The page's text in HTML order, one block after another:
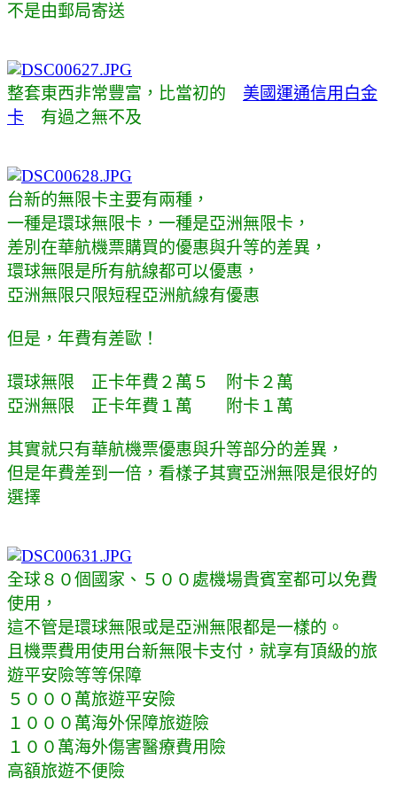
不是由郵局寄送
整套東西非常豐富，比當初的 美國運通信用白金
卡 有過之無不及
台新的無限卡主要有兩種，
一種是環球無限卡，一種是亞洲無限卡，
差別在華航機票購買的優惠與升等的差異，
環球無限是所有航線都可以優惠，
亞洲無限只限短程亞洲航線有優惠
但是，年費有差歐！
環球無限 正卡年費２萬５ 附卡２萬
亞洲無限 正卡年費１萬 附卡１萬
其實就只有華航機票優惠與升等部分的差異，
但是年費差到一倍，看樣子其實亞洲無限是很好的
選擇
全球８０個國家、５００處機場貴賓室都可以免費
使用，
這不管是環球無限或是亞洲無限都是一樣的。
且機票費用使用台新無限卡支付，就享有頂級的旅
遊平安險等等保障
５０００萬旅遊平安險
１０００萬海外保障旅遊險
１００萬海外傷害醫療費用險
高額旅遊不便險